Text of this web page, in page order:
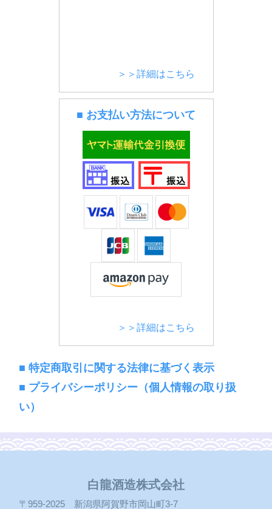
＞＞詳細はこちら
■ お支払い方法について
＞＞詳細はこちら
■ 特定商取引に関する法律に基づく表示
■ プライバシーポリシー（個人情報の取り扱
い）
白龍酒造株式会社
〒959-2025 新潟県阿賀野市岡山町3-7